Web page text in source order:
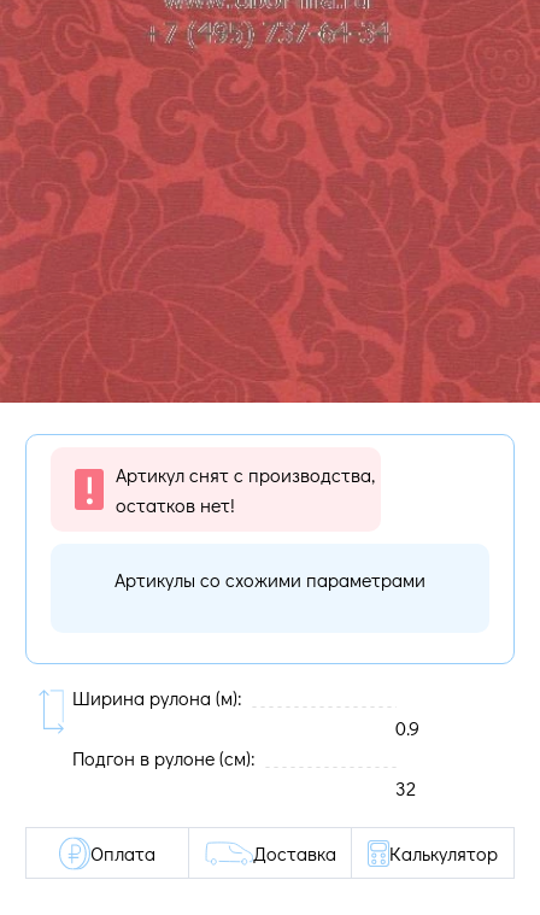
Артикул снят с производства,
остатков нет!
Артикулы со схожими параметрами
Ширина рулона (м):
0.9
Подгон в рулоне (cм):
32
Оплата Доставка Калькулятор